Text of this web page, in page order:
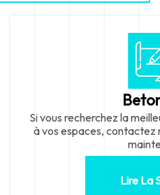
Si vous recherchez la
à vos espaces,
Lire La